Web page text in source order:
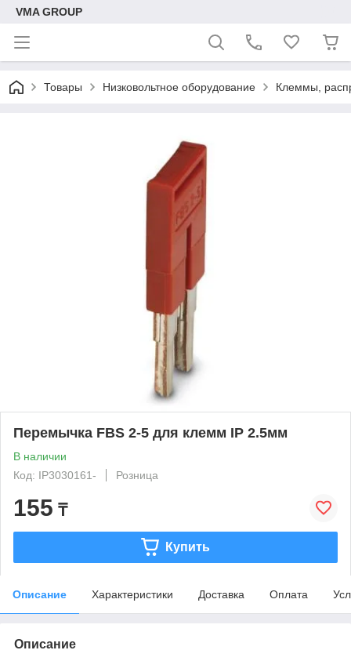
VMA GROUP
Товары Низковольтное оборудование Клеммы,
Перемычка FBS 2-5 для клемм IP 2.5мм
В наличии
Код: IP3030161-
Розница
155 ₸
Купить
Описание Характеристики Доставка Оплата
Описание